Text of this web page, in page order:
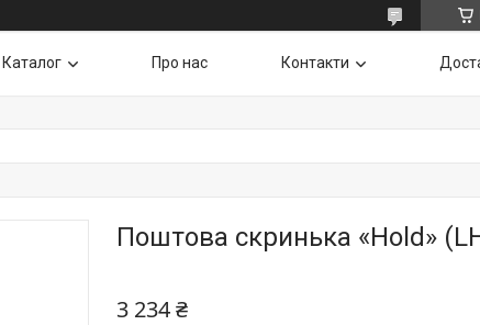
Каталог Про нас Контакти
Поштова скринька «Hold»
3 234 ₴